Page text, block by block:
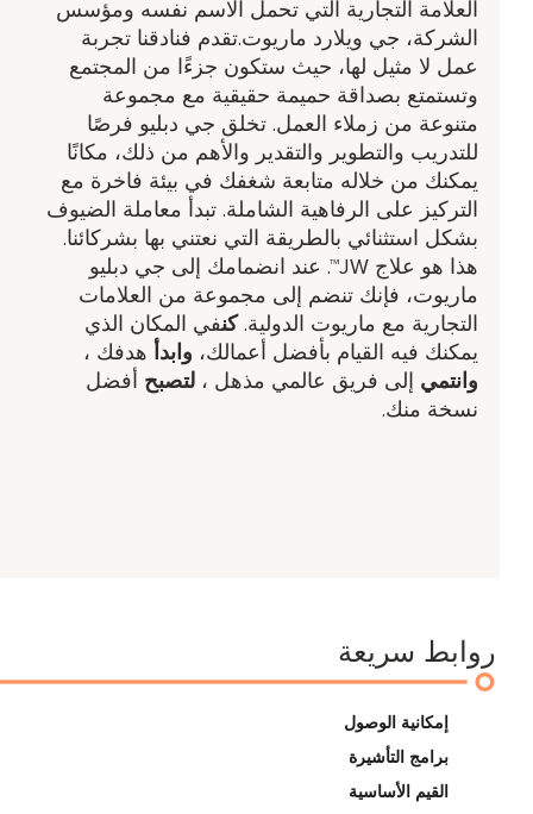
العلامة التجارية التي تحمل الاسم نفسه ومؤسس
الشركة، جي ويلارد ماريوت.تقدم فنادقنا تجربة
عمل لا مثيل لها، حيث ستكون جزءًا من المجتمع
وتستمتع بصداقة حميمة حقيقية مع مجموعة
متنوعة من زملاء العمل. تخلق جي دبليو فرصًا
للتدريب والتطوير والتقدير والأهم من ذلك، مكانًا
يمكنك من خلاله متابعة شغفك في بيئة فاخرة مع
التركيز على الرفاهية الشاملة. تبدأ معاملة الضيوف
بشكل استثنائي بالطريقة التي نعتني بها بشركائنا.
هذا هو علاج JW™. عند انضمامك إلى جي دبليو
ماريوت، فإنك تنضم إلى مجموعة من العلامات
التجارية مع ماريوت الدولية.كنفي المكان الذي
يمكنك فيه القيام بأفضل أعمالك،وابدأهدفك ​،
وانتميإلى فريق عالمي مذهل ​،لتصبحأفضل
نسخة منك.
روابط سريعة
إمكانية الوصول
برامج التأشيرة
القيم الأساسية